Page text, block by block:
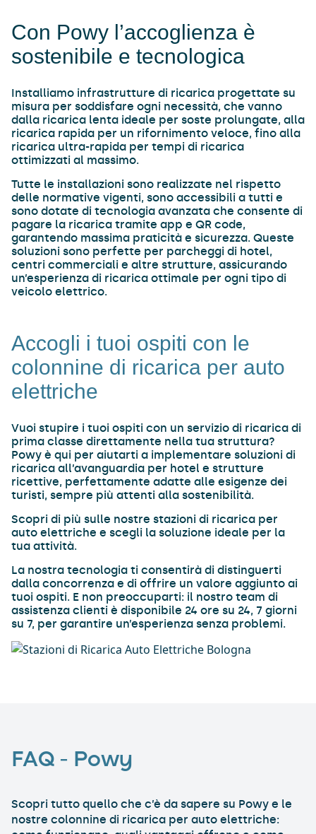
Con Powy l’accoglienza è
sostenibile e tecnologica
Installiamo infrastrutture di ricarica progettate su
misura per soddisfare ogni necessità, che vanno
dalla ricarica lenta ideale per soste prolungate, alla
ricarica rapida per un rifornimento veloce, fino alla
ricarica ultra-rapida per tempi di ricarica
ottimizzati al massimo.
Tutte le installazioni sono realizzate nel rispetto
delle normative vigenti, sono accessibili a tutti e
sono dotate di tecnologia avanzata che consente di
pagare la ricarica tramite app e QR code,
garantendo massima praticità e sicurezza. Queste
soluzioni sono perfette per parcheggi di hotel,
centri commerciali e altre strutture, assicurando
un’esperienza di ricarica ottimale per ogni tipo di
veicolo elettrico.
Accogli i tuoi ospiti con le
colonnine di ricarica per auto
elettriche
Vuoi stupire i tuoi ospiti con un servizio di ricarica di
prima classe direttamente nella tua struttura?
Powy è qui per aiutarti a implementare soluzioni di
ricarica all’avanguardia per hotel e strutture
ricettive, perfettamente adatte alle esigenze dei
turisti, sempre più attenti alla sostenibilità.
Scopri di più sulle nostre stazioni di ricarica per
auto elettriche e scegli la soluzione ideale per la
tua attività.
La nostra tecnologia ti consentirà di distinguerti
dalla concorrenza e di offrire un valore aggiunto ai
tuoi ospiti. E non preoccuparti: il nostro team di
assistenza clienti è disponibile 24 ore su 24, 7 giorni
su 7, per garantire un’esperienza senza problemi.
FAQ – Powy
Scopri tutto quello che c’è da sapere su Powy e le
nostre colonnine di ricarica per auto elettriche: